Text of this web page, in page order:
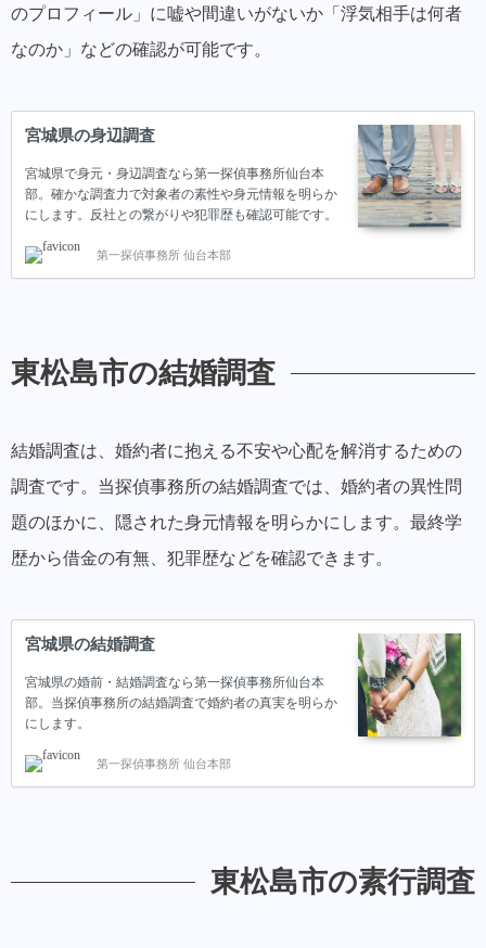
のプロフィール」に嘘や間違いがないか「浮気相手は何者
なのか」などの確認が可能です。
宮城県の身辺調査
宮城県で身元・身辺調査なら第一探偵事務所仙台本
部。確かな調査力で対象者の素性や身元情報を明らか
にします。反社との繋がりや犯罪歴も確認可能です。
第一探偵事務所 仙台本部
東松島市の結婚調査
結婚調査は、婚約者に抱える不安や心配を解消するための
調査です。当探偵事務所の結婚調査では、婚約者の異性問
題のほかに、隠された身元情報を明らかにします。最終学
歴から借金の有無、犯罪歴などを確認できます。
宮城県の結婚調査
宮城県の婚前・結婚調査なら第一探偵事務所仙台本
部。当探偵事務所の結婚調査で婚約者の真実を明らか
にします。
第一探偵事務所 仙台本部
東松島市の素行調査